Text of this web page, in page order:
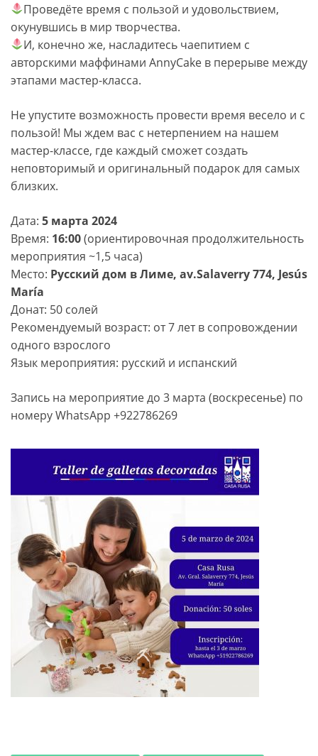
Проведёте время с пользой и удовольствием,
окунувшись в мир творчества.
И, конечно же, насладитесь чаепитием с
авторскими маффинами AnnyCake в перерыве между
этапами мастер-класса.
Не упустите возможность провести время весело и с
пользой! Мы ждем вас с нетерпением на нашем
мастер-классе, где каждый сможет создать
неповторимый и оригинальный подарок для самых
близких.
Дата: 5 марта 2024
Время: 16:00(ориентировочная продолжительность
мероприятия ~1,5 часа)
Место: Русский дом в Лиме, av.Salaverry 774, Jesús
María
Донат: 50 солей
Рекомендуемый возраст: от 7 лет в сопровождении
одного взрослого
Язык мероприятия: русский и испанский
Запись на мероприятие до 3 марта (воскресенье) по
номеру WhatsApp +922786269